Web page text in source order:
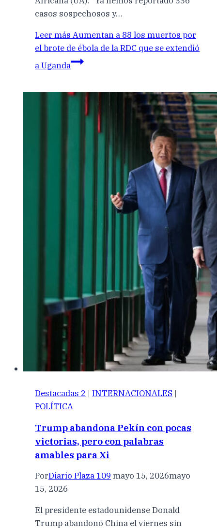
casos sospechosos y…
Leer más Aumentan a 88 los muertos por
el brote de ébola de la RDC que se extendió
a Uganda
Destacadas 2 | INTERNACIONALES |
POLÍTICA
Trump abandona Pekín con pocas
victorias, pero con palabras
amables para Xi
PorDiario Plaza 109 mayo 15, 2026mayo
15, 2026
El presidente estadounidense Donald
Trump abandonó China el viernes sin